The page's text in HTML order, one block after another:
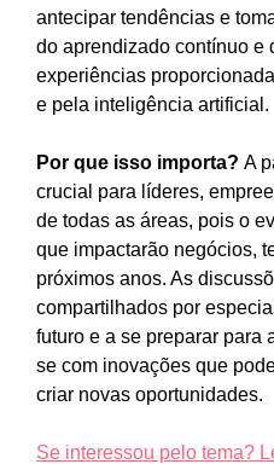
antecipar tendências e
do aprendizado contínuo e
experiências
e pela inteligência artificial.
Por que isso importa? A
crucial para líderes,
de todas as áreas, pois o
que impactarão negócios,
próximos anos. As
compartilhados por
futuro e a se preparar para
se com inovações que
criar novas oportunidades.
Se interessou pelo tema?